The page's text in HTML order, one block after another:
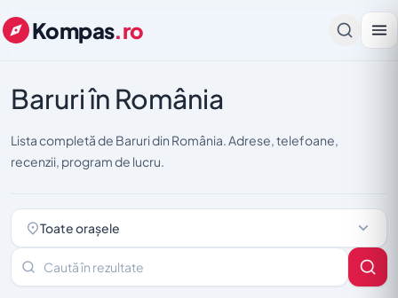
Kompas.ro
Baruri în România
Lista completă de Baruri din România. Adrese, telefoane,
recenzii, program de lucru.
Toate orașele
Caută în rezultate